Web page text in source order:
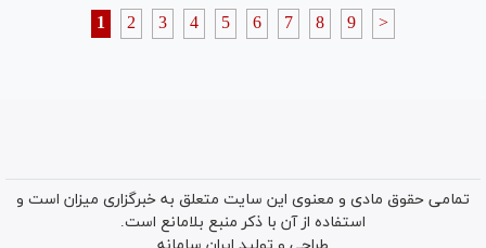
1 2 3 4 5 6 7 8 9 >
تمامی حقوق مادی و معنوی این سایت متعلق به خبرگزاری میزان است و
استفاده از آن با ذکر منبع بلامانع است.